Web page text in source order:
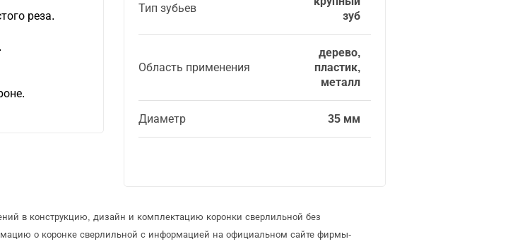
Тип зубьев
зуб
Область применения
дерево,
пластик,
металл
Диаметр 35 мм
реза.
в конструкцию, дизайн и комплектацию коронки сверлильной без
о коронке сверлильной с информацией на официальном сайте фирмы-